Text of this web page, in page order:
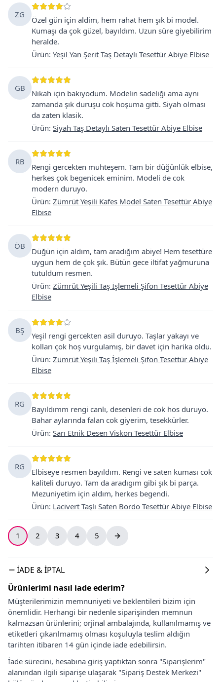
ZG
Özel gün için aldim, hem rahat hem şık bi model.
Kumaşı da çok güzel, bayıldım. Uzun süre giyebilirim
heralde.
Ürün: Yeşil Yan Şerit Taş Detaylı Tesettür Abiye Elbise
GB
Nikah için bakıyodum. Modelin sadeliği ama aynı
zamanda şık duruşu cok hoşuma gitti. Siyah olması
da zaten klasik.
Ürün: Siyah Taş Detaylı Saten Tesettür Abiye Elbise
RB
Rengi gercekten muhteşem. Tam bir düğünlük elbise,
herkes çok begenicek eminim. Modeli de cok
modern duruyo.
Ürün: Zümrüt Yeşili Kafes Model Saten Tesettür Abiye
Elbise
ÖB
Düğün için aldım, tam aradığım abiye! Hem tesettüre
uygun hem de çok şık. Bütün gece iltifat yağmuruna
tutuldum resmen.
Ürün: Zümrüt Yeşili Taş İşlemeli Şifon Tesettür Abiye
Elbise
BŞ
Yeşil rengi gercekten asil duruyo. Taşlar yakayı ve
kolları çok hoş vurgulamış, bir davet için harika oldu.
Ürün: Zümrüt Yeşili Taş İşlemeli Şifon Tesettür Abiye
Elbise
RG
Bayıldımm rengi canlı, desenleri de cok hos duruyo.
Bahar aylarında falan cok giyerim, tesekkürler.
Ürün: Sarı Etnik Desen Viskon Tesettür Elbise
RG
Elbiseye resmen bayıldım. Rengi ve saten kuması cok
kaliteli duruyo. Tam da aradıgım gibi şık bi parça.
Mezuniyetim için aldım, herkes begendi.
Ürün: Lacivert Taşlı Saten Bordo Tesettür Abiye Elbise
1 2 3 4 5
İADE & İPTAL
Ürünlerimi nasıl iade ederim?
Müşterilerimizin memnuniyeti ve beklentileri bizim için
önemlidir. Herhangi bir nedenle siparişinden memnun
kalmazsan ürünlerini; orjinal ambalajında, kullanılmamış ve
etiketleri çıkarılmamış olması koşuluyla teslim aldığın
tarihten itibaren 14 gün içinde iade edebilirsin.
İade sürecini, hesabına giriş yaptıktan sonra "Siparişlerim"
alanından ilgili siparişe ulaşarak "Sipariş Destek Merkezi"